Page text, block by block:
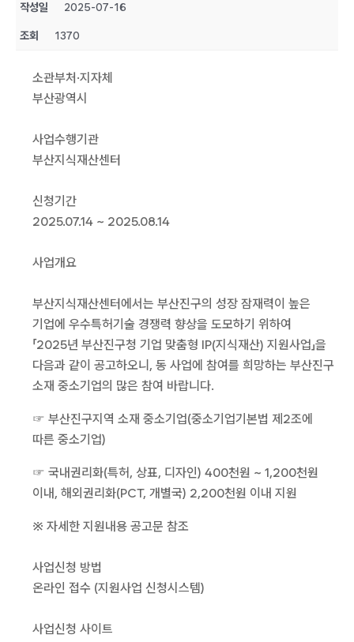
작성일 2025-07-16
조회 1370
소관부처·지자체
부산광역시
사업수행기관
부산지식재산센터
신청기간
2025.07.14 ~ 2025.08.14
사업개요
부산지식재산센터에서는 부산진구의 성장 잠재력이 높은
기업에 우수특허기술 경쟁력 향상을 도모하기 위하여
「2025년 부산진구청 기업 맞춤형 IP(지식재산) 지원사업」을
다음과 같이 공고하오니, 동 사업에 참여를 희망하는 부산진구
소재 중소기업의 많은 참여 바랍니다.
☞ 부산진구지역 소재 중소기업(중소기업기본법 제2조에
따른 중소기업)
☞ 국내권리화(특허, 상표, 디자인) 400천원 ~ 1,200천원
이내, 해외권리화(PCT, 개별국) 2,200천원 이내 지원
※ 자세한 지원내용 공고문 참조
사업신청 방법
온라인 접수 (지원사업 신청시스템)
사업신청 사이트